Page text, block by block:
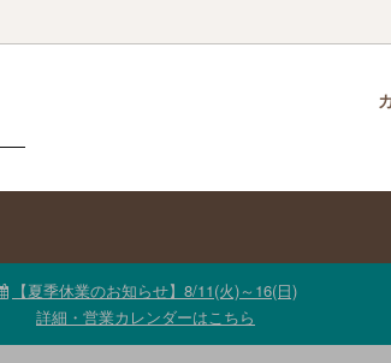
生地【セール品・値下げ品】
【夏季休業のお知らせ】8/11(火)～16(日)
詳細・営業カレンダーはこちら